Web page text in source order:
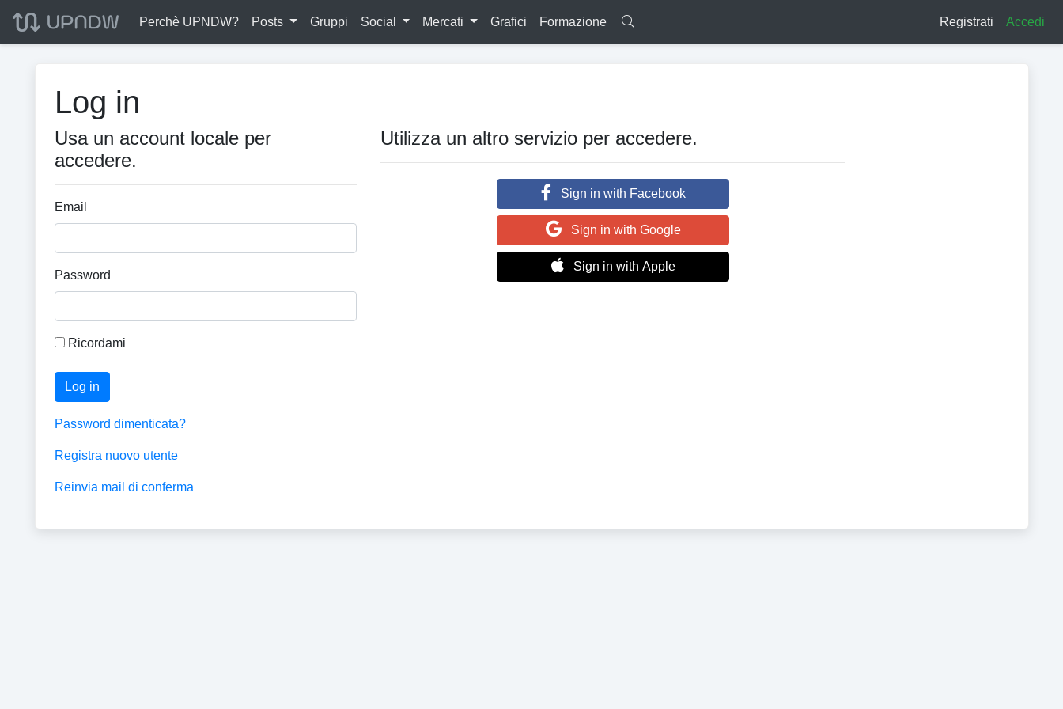
Perchè UPNDW? Posts Gruppi Social Mercati Grafici Formazione Registrati Accedi
Log in
Usa un account locale per
accedere.
Email
Password
Ricordami
Log in
Password dimenticata?
Registra nuovo utente
Reinvia mail di conferma
Utilizza un altro servizio per accedere.
Sign in with Facebook
Sign in with Google
Sign in with Apple